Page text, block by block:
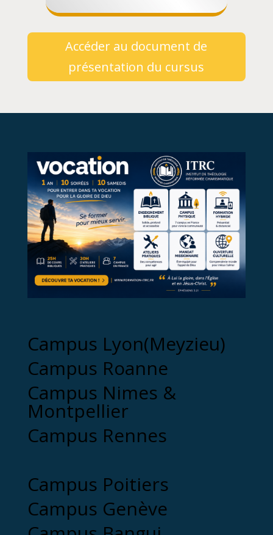
Accéder au document de
présentation du cursus
Campus Lyon(Meyzieu)
Campus Roanne
Campus Nimes &
Montpellier
Campus Rennes
Campus Poitiers
Campus Genève